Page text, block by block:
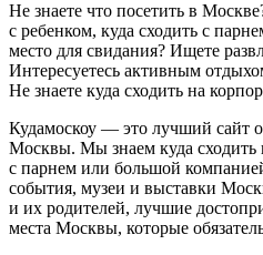
Не знаете что посетить в
с ребенком, куда сходить с
место для свидания? Ищете
Интересуетесь активным
Не знаете куда сходить на
Кудамоскоу — это лучший сайт
Москвы. Мы знаем куда сходить
с парнем или большой
события, музеи и выставки
и их родителей, лучшие
места Москвы, которые